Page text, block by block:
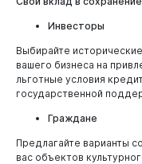
Основные
Имущественная
Инвесторы
Выбирайте
вашего бизнеса на
льготные условия
государственной
Граждане
Предлагайте варианты
вас объектов